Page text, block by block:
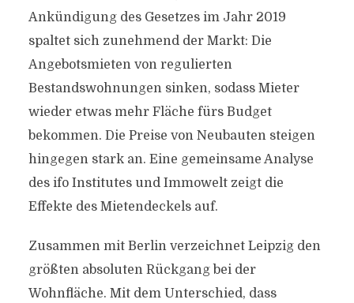
Ankündigung des Gesetzes im Jahr 2019
spaltet sich zunehmend der Markt: Die
Angebotsmieten von regulierten
Bestandswohnungen sinken, sodass Mieter
wieder etwas mehr Fläche fürs Budget
bekommen. Die Preise von Neubauten steigen
hingegen stark an. Eine gemeinsame Analyse
des ifo Institutes und Immowelt zeigt die
Effekte des Mietendeckels auf.
Zusammen mit Berlin verzeichnet Leipzig den
größten absoluten Rückgang bei der
Wohnfläche. Mit dem Unterschied, dass